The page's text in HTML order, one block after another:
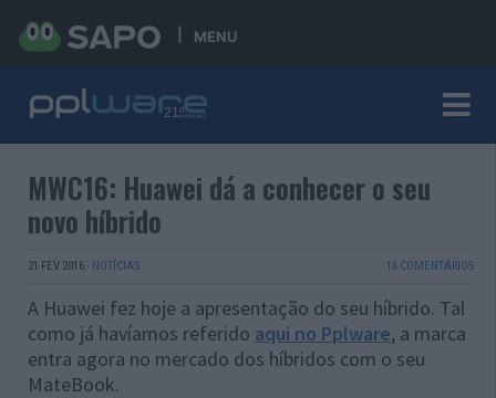
MENU
MWC16: Huawei dá a conhecer o seu
novo híbrido
21 FEV 2016 · NOTÍCIAS 16 COMENTÁRIOS
A Huawei fez hoje a apresentação do seu híbrido. Tal
como já havíamos referido aqui no Pplware, a marca
entra agora no mercado dos híbridos com o seu
MateBook.